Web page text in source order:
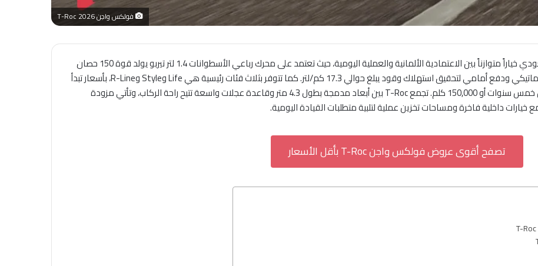
فولكس واجن T-Roc 2026
2026 للسوق السعودي خياراً متوازناً بين الاعتمادية الألمانية والعملية اليومية، حيث تعتمد على محرك رباعي الأسطوانات 1.4 لتر تيربو يولد قوة 150 حصان
مع عزم دوران 250 نيوتن متر، متصلة بناقل حركة أوتوماتيكي ودفع أمامي لتحقيق استهلاك وقود يبلغ حوالي 17.3 كم/لتر. كما تتوفر بثلاث فئات رئيسية هي Life وStyle وR-Line، بأسعار تبدأ
من 119,960 ريال سعودي شاملة الضريبة، مع ضمان خمس سنوات أو 150,000 كلم. تجمع T-Roc بين أبعاد مدمجة بطول 4.3 متر وقاعدة عجلات واسعة تتيح راحة الركاب، وتأتي مزودة
داخلية فاخرة ومساحات تخزين عملية لتلبية متطلبات القيادة اليومية.
تصفح أقوى عروض فولكس واجن T-Roc بأقل الأسعار